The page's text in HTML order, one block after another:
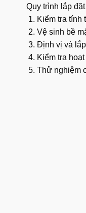
Quy trình lắp
Kiểm tra tính
Vệ sinh bề
Định vị và
Kiểm tra
Thử nghiệm